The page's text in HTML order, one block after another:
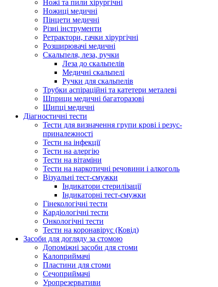
Ножі та пили хірургічні
Ножиці медичні
Пінцети медичні
Різні інструменти
Ретрактори, гачки хірургічні
Розширювачі медичні
Скальпеля, леза, ручки
Леза до скальпелів
Медичні скальпелі
Ручки для скальпелів
Трубки аспіраційні та катетери металеві
Шприци медичні багаторазові
Щипці медичні
Діагностичні тести
Тести для визначення групи крові і резус-
приналежності
Тести на інфекції
Тести на алергію
Тести на вітаміни
Тести на наркотичні речовини і алкоголь
Візуальні тест-смужки
Індикатори стерилізації
Індикаторні тест-смужки
Гінекологічні тести
Кардіологічні тести
Онкологічні тести
Тести на коронавірус (Ковід)
Засоби для догляду за стомою
Допоміжні засоби для стоми
Калоприймачі
Пластини для стоми
Сечоприймачі
Уропрезервативи